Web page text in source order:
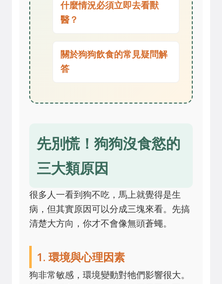
什麼情況必須立即去看獸
醫？
關於狗狗飲食的常見疑問解
答
先別慌！狗狗沒食慾的
三大類原因
很多人一看到狗不吃，馬上就覺得是生
病，但其實原因可以分成三塊來看。先搞
清楚大方向，你才不會像無頭蒼蠅。
1. 環境與心理因素
狗非常敏感，環境變動對牠們影響很大。